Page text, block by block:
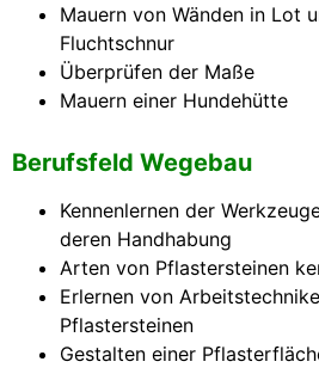
Mauern von Wänden in Lot
Fluchtschnur
Überprüfen der Maße
Mauern einer Hundehütte
Berufsfeld Wegebau
Kennenlernen der
deren Handhabung
Arten von Pflastersteinen
Erlernen von
Pflastersteinen
Gestalten einer